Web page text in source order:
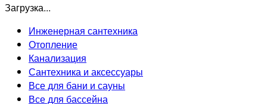
Загрузка...
Инженерная сантехника
Отопление
Канализация
Сантехника и аксессуары
Все для бани и сауны
Все для бассейна